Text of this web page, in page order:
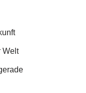
Welt